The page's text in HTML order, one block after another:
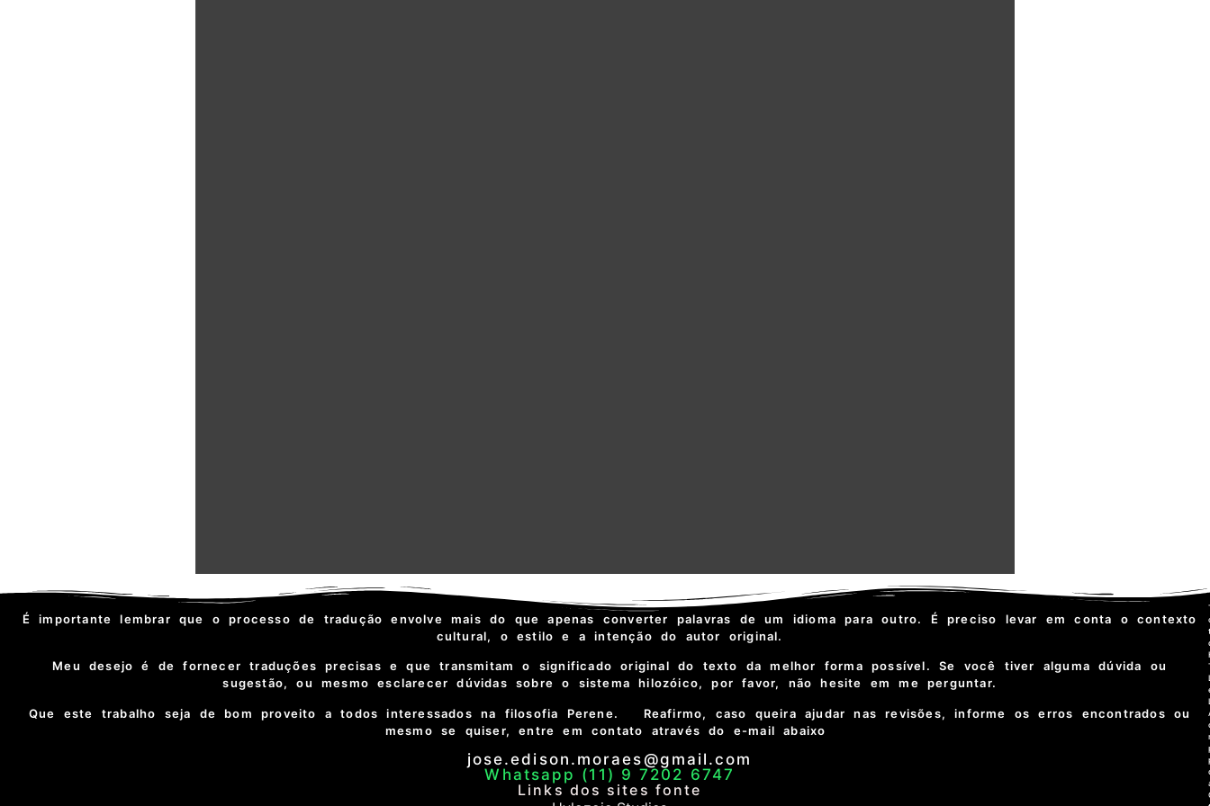
É importante lembrar que o processo de tradução envolve mais do que apenas converter palavras de um idioma para outro. É preciso levar em conta o contexto
cultural, o estilo e a intenção do autor original.
Meu desejo é de fornecer traduções precisas e que transmitam o significado original do texto da melhor forma possível. Se você tiver alguma dúvida ou
sugestão, ou mesmo esclarecer dúvidas sobre o sistema hilozóico, por favor, não hesite em me perguntar.
Que este trabalho seja de bom proveito a todos interessados na filosofia Perene. Reafirmo, caso queira ajudar nas revisões, informe os erros encontrados ou
mesmo se quiser, entre em contato através do e-mail abaixo
jose.edison.moraes@gmail.com
Whatsapp (11) 9 7202 6747
Links dos sites fonte